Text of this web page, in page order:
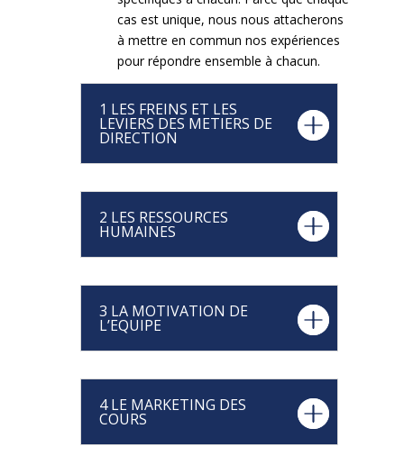
cas est unique, nous nous attacherons
à mettre en commun nos expériences
pour répondre ensemble à chacun.
1 LES FREINS ET LES
LEVIERS DES METIERS DE
DIRECTION
2 LES RESSOURCES
HUMAINES
3 LA MOTIVATION DE
L’EQUIPE
4 LE MARKETING DES
COURS